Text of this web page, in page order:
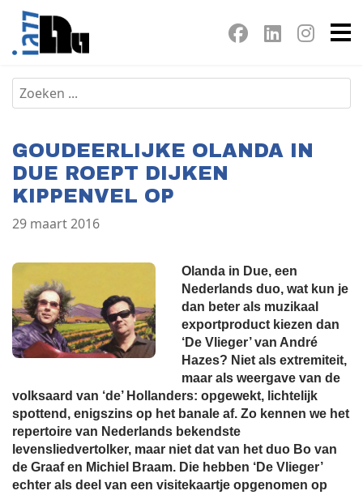
GOUDEERLIJKE OLANDA IN
DUE ROEPT DIJKEN
KIPPENVEL OP
29 maart 2016
Olanda in Due, een
Nederlands duo, wat kun je
dan beter als muzikaal
exportproduct kiezen dan
‘De Vlieger’ van André
Hazes? Niet als extremiteit,
maar als weergave van de
volksaard van ‘de’ Hollanders: opgewekt, lichtelijk
spottend, enigszins op het banale af. Zo kennen we het
repertoire van Nederlands bekendste
levensliedvertolker, maar niet dat van het duo Bo van
de Graaf en Michiel Braam. Die hebben ‘De Vlieger’
echter als deel van een visitekaartje opgenomen op